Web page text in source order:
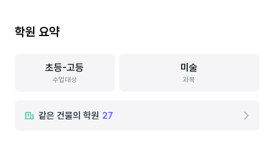
학원 요약
초등-고등
수업대상
미술
과목
같은 건물의 학원 27